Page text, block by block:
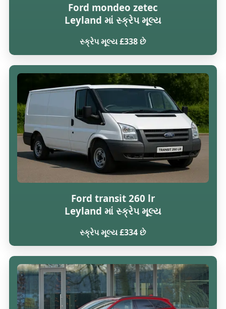
Ford mondeo zetec
Leyland માં સ્ક્રેપ મૂલ્ય
સ્ક્રેપ મૂલ્ય £338 છે
Ford transit 260 lr
Leyland માં સ્ક્રેપ મૂલ્ય
સ્ક્રેપ મૂલ્ય £334 છે